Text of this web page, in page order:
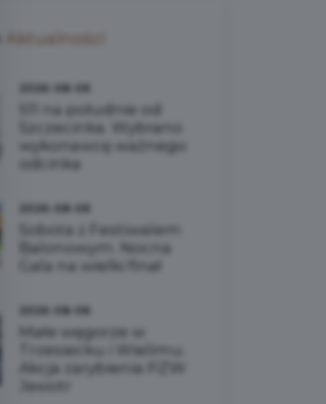
Aktualności
S11 na południe od
Szczecinka. Wybrano
wykonawcę ważnego
odcinka
Sobota z Festiwalem
Balonowym. Nocna
Gala na wielki finał
Małe węgorze w
Trzesiecku i Wielimu.
Akcja zarybienia PZW
Jesiotr